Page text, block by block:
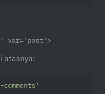
var='post'>
atasnya:
comments'